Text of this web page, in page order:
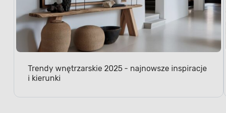
Trendy wnętrzarskie 2025 - najnowsze inspiracje
i kierunki